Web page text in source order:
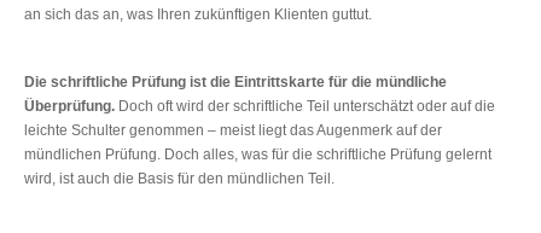
an sich das an, was Ihren zukünftigen Klienten guttut.
Die schriftliche Prüfung ist die Eintrittskarte für die mündliche
Überprüfung. Doch oft wird der schriftliche Teil unterschätzt oder auf die
leichte Schulter genommen – meist liegt das Augenmerk auf der
mündlichen Prüfung. Doch alles, was für die schriftliche Prüfung gelernt
wird, ist auch die Basis für den mündlichen Teil.